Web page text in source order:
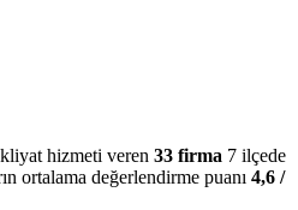
hizmeti veren 33 firma 7 ilçede
ortalama değerlendirme puanı 4,6 /